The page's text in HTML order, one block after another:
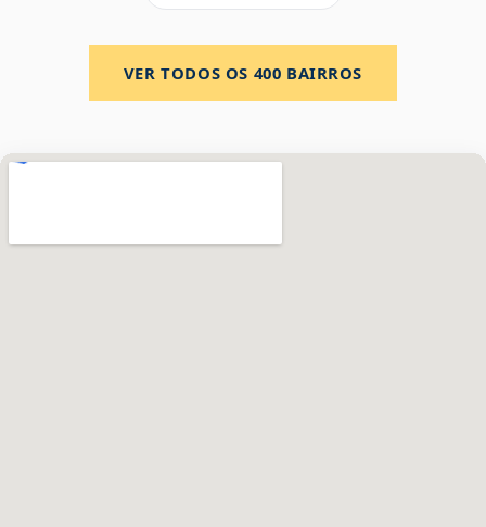
VER TODOS OS 400 BAIRROS